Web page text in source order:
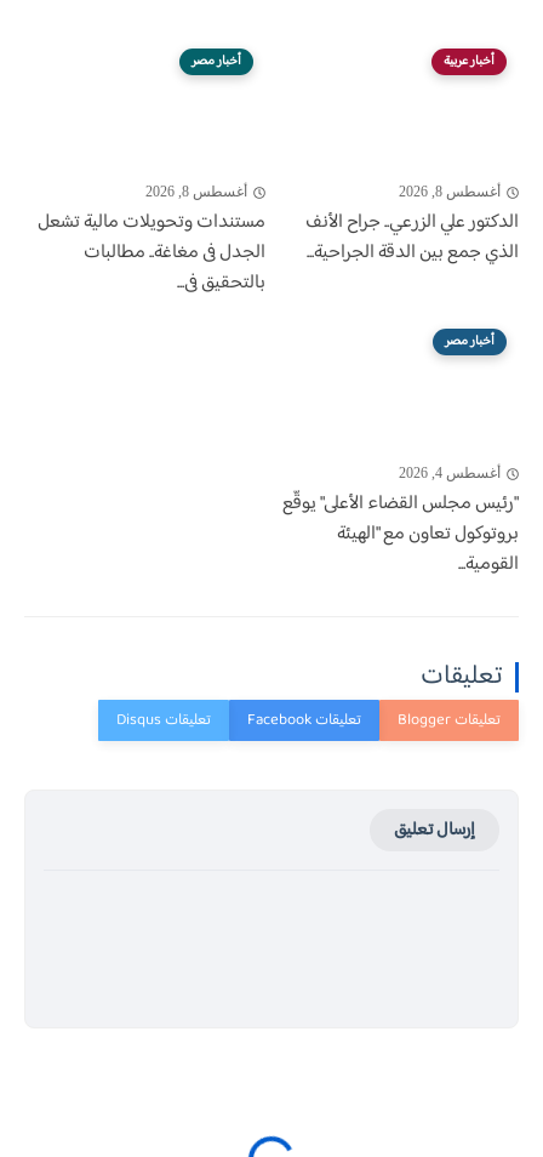
أخبار عربية
أغسطس 8, 2026
الدكتور علي الزرعي.. جراح الأنف
الذي جمع بين الدقة الجراحية...
أخبار مصر
أغسطس 8, 2026
مستندات وتحويلات مالية تشعل
الجدل فى مغاغة.. مطالبات
بالتحقيق فى...
أخبار مصر
أغسطس 4, 2026
"رئيس مجلس القضاء الأعلى" يوقّع
بروتوكول تعاون مع "الهيئة
القومية...
تعليقات
إرسال تعليق